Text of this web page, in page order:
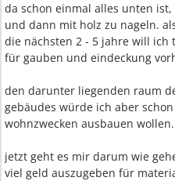
da schon einmal alles unten
und dann mit holz zu nageln.
die nächsten 2 - 5 jahre will
für gauben und eindeckung
den darunter liegenden raum
gebäudes würde ich aber
wohnzwecken ausbauen wollen.
jetzt geht es mir darum wie
viel geld auszugeben für